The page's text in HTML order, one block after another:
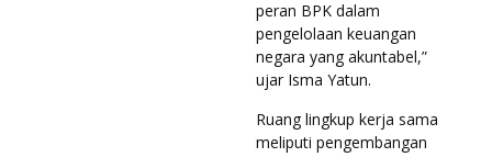
peran BPK dalam
pengelolaan keuangan
negara yang akuntabel,”
ujar Isma Yatun.
Ruang lingkup kerja sama
meliputi pengembangan